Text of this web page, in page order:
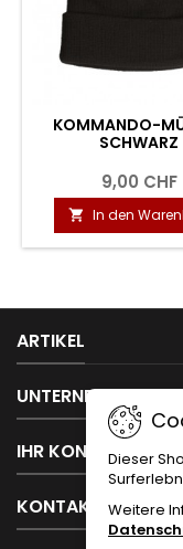
KOMMANDO-
SCHWARZ
9,00 CHF
 In den
ARTIKEL
UNTERNEHMEN
IHR KONTO
KONTAKT
Dieser
Weitere